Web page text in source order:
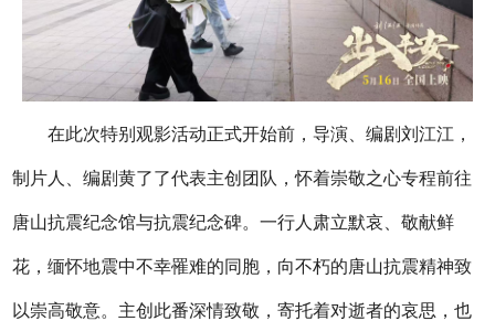
在此次特别观影活动正式开始前，导演、编剧刘江江，
制片人、编剧黄了了代表主创团队，怀着崇敬之心专程前往
唐山抗震纪念馆与抗震纪念碑。一行人肃立默哀、敬献鲜
花，缅怀地震中不幸罹难的同胞，向不朽的唐山抗震精神致
以崇高敬意。主创此番深情致敬，寄托着对逝者的哀思，也